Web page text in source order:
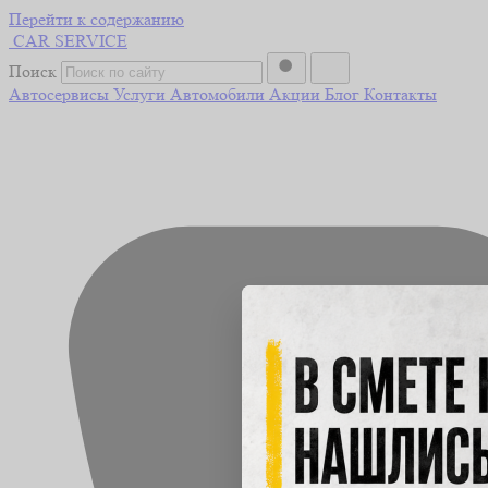
Перейти к содержанию
CAR SERVICE
Поиск
Автосервисы Услуги Автомобили Акции Блог Контакты